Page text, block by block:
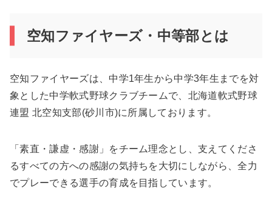
空知ファイヤーズ・中等部とは
空知ファイヤーズは、中学1年生から中学3年生までを対
象とした中学軟式野球クラブチームで、北海道軟式野球
連盟 北空知支部(砂川市)に所属しております。
「素直・謙虚・感謝」をチーム理念とし、支えてくださ
るすべての方への感謝の気持ちを大切にしながら、全力
でプレーできる選手の育成を目指しています。